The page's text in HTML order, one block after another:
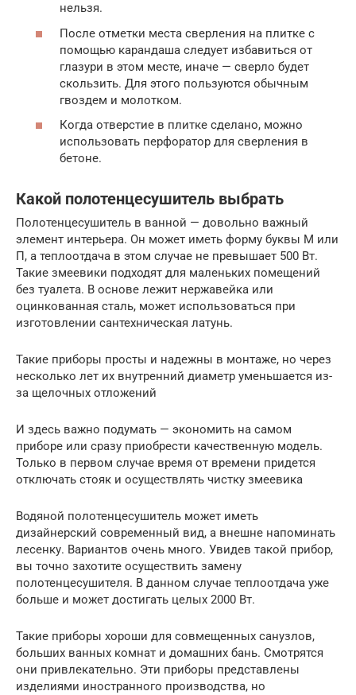
нельзя.
После отметки места сверления на плитке с
помощью карандаша следует избавиться от
глазури в этом месте, иначе — сверло будет
скользить. Для этого пользуются обычным
гвоздем и молотком.
Когда отверстие в плитке сделано, можно
использовать перфоратор для сверления в
бетоне.
Какой полотенцесушитель выбрать
Полотенцесушитель в ванной — довольно важный
элемент интерьера. Он может иметь форму буквы М или
П, а теплоотдача в этом случае не превышает 500 Вт.
Такие змеевики подходят для маленьких помещений
без туалета. В основе лежит нержавейка или
оцинкованная сталь, может использоваться при
изготовлении сантехническая латунь.
Такие приборы просты и надежны в монтаже, но через
несколько лет их внутренний диаметр уменьшается из-
за щелочных отложений
И здесь важно подумать — экономить на самом
приборе или сразу приобрести качественную модель.
Только в первом случае время от времени придется
отключать стояк и осуществлять чистку змеевика
Водяной полотенцесушитель может иметь
дизайнерский современный вид, а внешне напоминать
лесенку. Вариантов очень много. Увидев такой прибор,
вы точно захотите осуществить замену
полотенцесушителя. В данном случае теплоотдача уже
больше и может достигать целых 2000 Вт.
Такие приборы хороши для совмещенных санузлов,
больших ванных комнат и домашних бань. Смотрятся
они привлекательно. Эти приборы представлены
изделиями иностранного производства, но